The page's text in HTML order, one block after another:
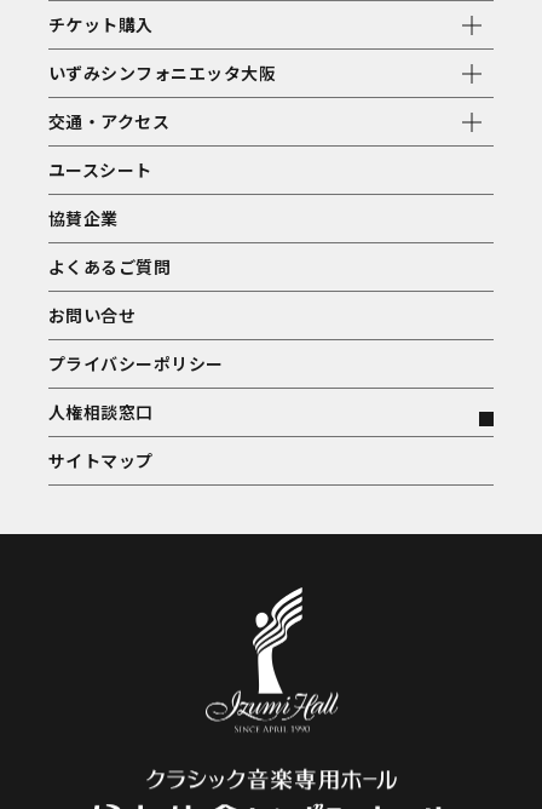
チケット購入
いずみシンフォニエッタ大阪
交通・アクセス
ユースシート
協賛企業
よくあるご質問
お問い合せ
プライバシーポリシー
人権相談窓口
サイトマップ